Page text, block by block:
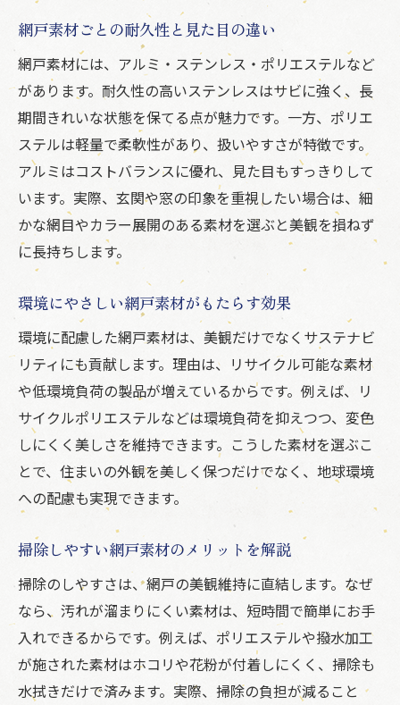
網戸素材ごとの耐久性と見た目の違い
網戸素材には、アルミ・ステンレス・ポリエステルなど
があります。耐久性の高いステンレスはサビに強く、長
期間きれいな状態を保てる点が魅力です。一方、ポリエ
ステルは軽量で柔軟性があり、扱いやすさが特徴です。
アルミはコストバランスに優れ、見た目もすっきりして
います。実際、玄関や窓の印象を重視したい場合は、細
かな網目やカラー展開のある素材を選ぶと美観を損ねず
に長持ちします。
環境にやさしい網戸素材がもたらす効果
環境に配慮した網戸素材は、美観だけでなくサステナビ
リティにも貢献します。理由は、リサイクル可能な素材
や低環境負荷の製品が増えているからです。例えば、リ
サイクルポリエステルなどは環境負荷を抑えつつ、変色
しにくく美しさを維持できます。こうした素材を選ぶこ
とで、住まいの外観を美しく保つだけでなく、地球環境
への配慮も実現できます。
掃除しやすい網戸素材のメリットを解説
掃除のしやすさは、網戸の美観維持に直結します。なぜ
なら、汚れが溜まりにくい素材は、短時間で簡単にお手
入れできるからです。例えば、ポリエステルや撥水加工
が施された素材はホコリや花粉が付着しにくく、掃除も
水拭きだけで済みます。実際、掃除の負担が減ること